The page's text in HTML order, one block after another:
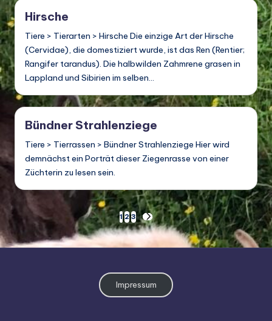
Hirsche
Tiere > Tierarten > Hirsche Die einzige Art der Hirsche
(Cervidae), die domestiziert wurde, ist das Ren (Rentier;
Rangifer tarandus). Die halbwilden Zahmrene grasen in
Lappland und Sibirien im selben…
Bündner Strahlenziege
Tiere > Tierrassen > Bündner Strahlenziege Hier wird
demnächst ein Porträt dieser Ziegenrasse von einer
Züchterin zu lesen sein.
Seitennummerierung
der
1 2 3
NEXT
PAGE
Impressum